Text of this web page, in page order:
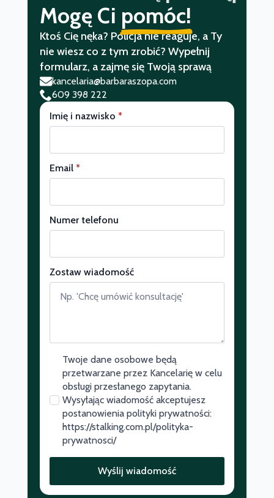
Mogę Ci pomóc!
Ktoś Cię nęka? Policja nie reaguje, a Ty
nie wiesz co z tym zrobić? Wypełnij
formularz, a zajmę się Twoją sprawą
kancelaria@barbaraszopa.com
609 398 222
Imię i nazwisko *
Email *
Numer telefonu
Zostaw wiadomość
Twoje dane osobowe będą
przetwarzane przez Kancelarię w celu
obsługi przesłanego zapytania.
Wysyłając wiadomość akceptujesz
postanowienia polityki prywatności:
https://stalking.com.pl/polityka-
prywatnosci/
Wyślij wiadomość